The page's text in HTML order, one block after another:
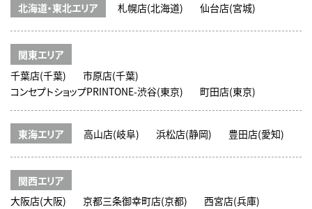
北海道・東北エリア 札幌店(北海道) 仙台店(宮城)
関東エリア
千葉店(千葉)
市原店(千葉)
コンセプトショップPRINTONE-渋谷(東京)
町田店(東京)
東海エリア 高山店(岐阜) 浜松店(静岡) 豊田店(愛知)
関西エリア
大阪店(大阪)
京都三条御幸町店(京都)
西宮店(兵庫)